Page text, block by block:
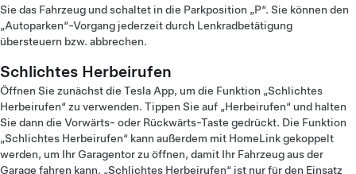
Sie das Fahrzeug und schaltet in die Parkposition „P“. Sie können den
„Autoparken“-Vorgang jederzeit durch Lenkradbetätigung
übersteuern bzw. abbrechen.
Schlichtes Herbeirufen
Öffnen Sie zunächst die Tesla App, um die Funktion „Schlichtes
Herbeirufen“ zu verwenden. Tippen Sie auf „Herbeirufen“ und halten
Sie dann die Vorwärts- oder Rückwärts-Taste gedrückt. Die Funktion
„Schlichtes Herbeirufen“ kann außerdem mit HomeLink gekoppelt
werden, um Ihr Garagentor zu öffnen, damit Ihr Fahrzeug aus der
Garage fahren kann. „Schlichtes Herbeirufen“ ist nur für den Einsatz